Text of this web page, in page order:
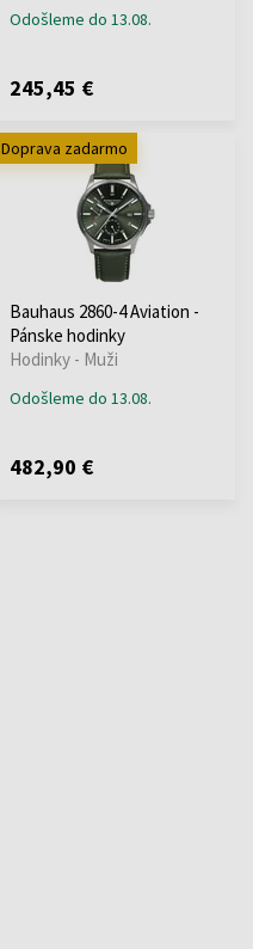
Odošleme do 13.08.
245,45 €
Doprava zadarmo
Bauhaus 2860-4 Aviation -
Pánske hodinky
Hodinky - Muži
Odošleme do 13.08.
482,90 €